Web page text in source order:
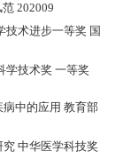
202009
技术进步一等奖 国
学技术奖 一等奖
中的应用 教育部
中华医学科技奖